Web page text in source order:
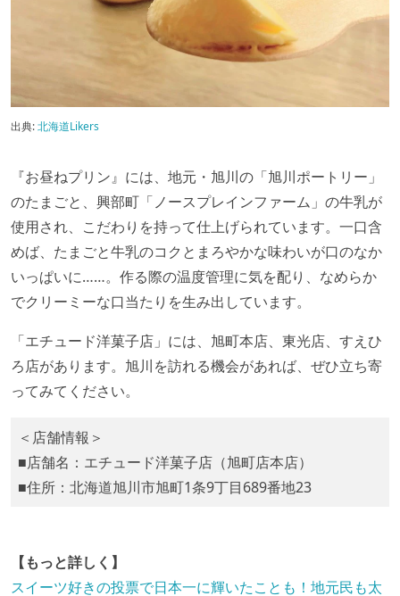
出典:北海道Likers
『お昼ねプリン』には、地元・旭川の「旭川ポートリー」
のたまごと、興部町「ノースプレインファーム」の牛乳が
使用され、こだわりを持って仕上げられています。一口含
めば、たまごと牛乳のコクとまろやかな味わいが口のなか
いっぱいに……。作る際の温度管理に気を配り、なめらか
でクリーミーな口当たりを生み出しています。
「エチュード洋菓子店」には、旭町本店、東光店、すえひ
ろ店があります。旭川を訪れる機会があれば、ぜひ立ち寄
ってみてください。
＜店舗情報＞
■店舗名：エチュード洋菓子店（旭町店本店）
■住所：北海道旭川市旭町1条9丁目689番地23
【もっと詳しく】
スイーツ好きの投票で日本一に輝いたことも！地元民も太